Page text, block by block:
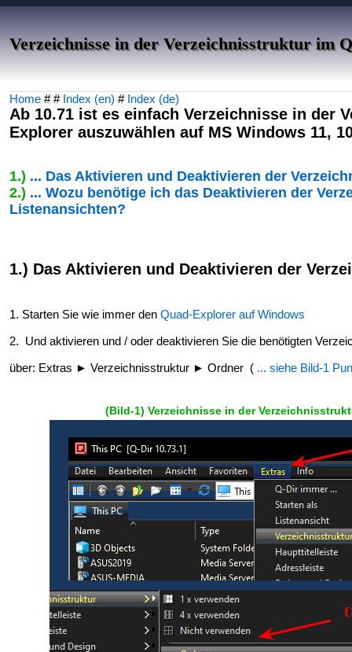
Verzeichnisse in der Verzeichnisstruktur im
Home # # Index (en) # Index (de)
Ab 10.71 ist es einfach Verzeichnisse in der
Explorer auszuwählen auf MS Windows 11,
1.) ... Das Aktivieren und Deaktivieren der
2.) ... Wozu benötige ich das Deaktivieren der
Listenansichten?
1.) Das Aktivieren und Deaktivieren der
1. Starten Sie wie immer den Quad-Explorer auf Windows
2. Und aktivieren und / oder deaktivieren Sie die benötigten
über: Extras ► Verzeichnisstruktur ► Ordner ( ... siehe Bild-1
(Bild-1) Verzeichnisse in der